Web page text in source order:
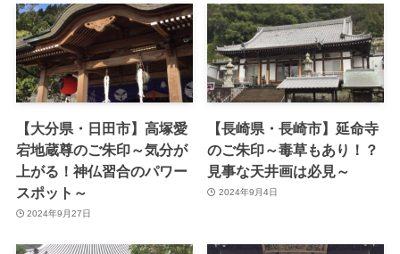
【大分県・日田市】高塚愛
宕地蔵尊のご朱印～気分が
上がる！神仏習合のパワー
スポット～
2024年9月27日
【長崎県・長崎市】延命寺
のご朱印～毒草もあり！？
見事な天井画は必見～
2024年9月4日